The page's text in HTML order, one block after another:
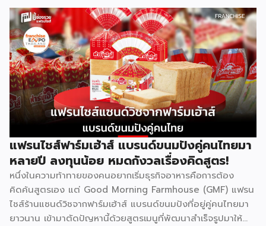
ปกครองไทยให้ความสำคัญกับการเรียนของลูกหลานเสมอ และ
Bright Up Kids คือแบรนด์แฟรนไชส์การศึกษาที่เข้ามาตอบ
โจทย์นี้ ด้วยหลักสูตรที่ได้รับการยอมรับว่าติด 1 ใน 10 กวดวิชาที่
ดีที่สุดในประเทศไทย จุดเด่นสำคัญคืองบลงทุนเริ่มต้นเพียง
79,000 บาท พร้อมระบบเทรนแบบมืออาชีพให้ฟรี ทำให้ผู้ที่ไม่มี
ประสบการณ์ด้านการสอนมาก่อนก็สามารถเป็นเจ้าของธุรกิจกวด
วิชาได้ รู้จัก Bright Up Kids ก่อนตัดสินใจ Bright Up Kids
เป็นแฟรนไชส์การศึกษาที่มีหลักสูตรครบ จบที่เดียว ครอบคลุม
วิชาหลักอย่างคณิตศาสตร์ วิทยาศาสตร์ และภาษาอังกฤษ ซึ่งเป็น
วิชาที่ผู้ปกครองส่วนใหญ่ให้ความสำคัญที่สุดในการติวเสริมให้ลูก
จุดแข็งที่ทำให้แบรนด์ได้รับความเชื่อถือคือการติดอันดับ 1 ใน 10
[…]
แฟรนไชส์ฟาร์มเฮ้าส์ แบรนด์ขนมปังคู่คนไทยมา
หลายปี ลงทุนน้อย หมดกังวลเรื่องคิดสูตร!
หนึ่งในความท้าทายของคนอยากเริ่มธุรกิจอาหารคือการต้อง
คิดค้นสูตรเอง แต่ Good Morning Farmhouse (GMF) แฟรน
ไชส์ร้านแซนด์วิชจากฟาร์มเฮ้าส์ แบรนด์ขนมปังที่อยู่คู่คนไทยมา
ยาวนาน เข้ามาตัดปัญหานี้ด้วยสูตรเมนูที่พัฒนาสำเร็จรูปมาให้